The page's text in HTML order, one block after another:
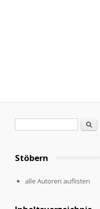
Search
Stöbern
alle Autoren auflisten